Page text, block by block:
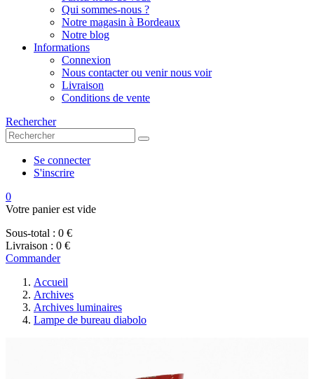
Qui sommes-nous ?
Notre magasin à Bordeaux
Notre blog
Informations
Connexion
Nous contacter ou venir nous voir
Livraison
Conditions de vente
Rechercher
Se connecter
S'inscrire
0
Votre panier est vide
Sous-total : 0 €
Livraison : 0 €
Commander
Accueil
Archives
Archives luminaires
Lampe de bureau diabolo